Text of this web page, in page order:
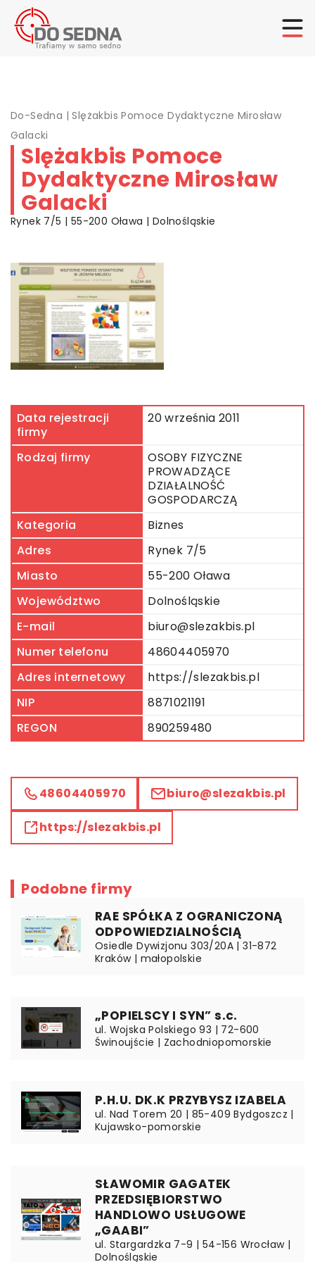
Do-Sedna |Slężakbis Pomoce Dydaktyczne Mirosław
Galacki
Slężakbis Pomoce
Dydaktyczne Mirosław
Galacki
Rynek 7/5 | 55-200 Oława | Dolnośląskie
Data rejestracji
firmy
20 września 2011
Rodzaj firmy
OSOBY FIZYCZNE
PROWADZĄCE
DZIAŁALNOŚĆ
GOSPODARCZĄ
Kategoria
Biznes
Adres
Rynek 7/5
Miasto
55-200 Oława
Województwo
Dolnośląskie
E-mail
biuro@slezakbis.pl
Numer telefonu
48604405970
Adres internetowy
https://slezakbis.pl
NIP
8871021191
REGON
890259480
48604405970 biuro@slezakbis.pl
https://slezakbis.pl
Podobne firmy
RAE SPÓŁKA Z OGRANICZONĄ
ODPOWIEDZIALNOŚCIĄ
Osiedle Dywizjonu 303/20A | 31-872
Kraków | małopolskie
„POPIELSCY I SYN” s.c.
ul. Wojska Polskiego 93 | 72-600
Świnoujście | Zachodniopomorskie
P.H.U. DK.K PRZYBYSZ IZABELA
ul. Nad Torem 20 | 85-409 Bydgoszcz |
Kujawsko-pomorskie
SŁAWOMIR GAGATEK
PRZEDSIĘBIORSTWO
HANDLOWO USŁUGOWE
„GAABI”
ul. Stargardzka 7-9 | 54-156 Wrocław |
Dolnośląskie